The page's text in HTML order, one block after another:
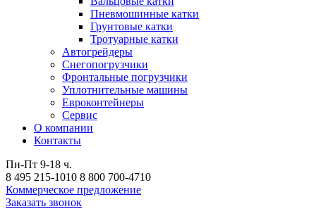
Пневмошинные катки
Грунтовые катки
Тротуарные катки
Автогрейдеры
Снегопогрузчики
Фронтальные погрузчики
Уплотнительные машины
Евроконтейнеры
Сервис
О компании
Контакты
Пн-Пт 9-18 ч.
8 495 215-1010 8 800 700-4710
Коммерческое предложение
Заказать звонок